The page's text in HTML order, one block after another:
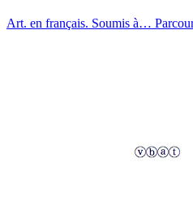
Art. en français. Soumis à…